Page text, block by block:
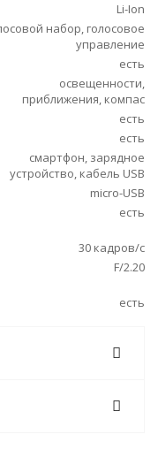
Li-Ion
набор, голосовое
управление
есть
освещенности,
приближения, компас
есть
есть
смартфон, зарядное
устройство, кабель USB
micro-USB
есть
30 кадров/с
F/2.20
есть